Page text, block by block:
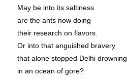
May be into its saltiness
are the ants now doing
their research on flavors.
Or into that anguished bravery
that alone stopped Delhi drowning
in an ocean of gore?